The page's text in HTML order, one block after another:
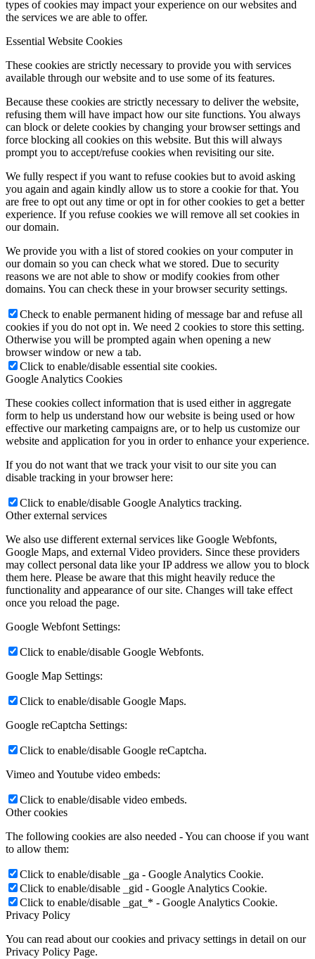
types of cookies may impact your experience on our websites and
the services we are able to offer.
Essential Website Cookies
These cookies are strictly necessary to provide you with services
available through our website and to use some of its features.
Because these cookies are strictly necessary to deliver the website,
refusing them will have impact how our site functions. You always
can block or delete cookies by changing your browser settings and
force blocking all cookies on this website. But this will always
prompt you to accept/refuse cookies when revisiting our site.
We fully respect if you want to refuse cookies but to avoid asking
you again and again kindly allow us to store a cookie for that. You
are free to opt out any time or opt in for other cookies to get a better
experience. If you refuse cookies we will remove all set cookies in
our domain.
We provide you with a list of stored cookies on your computer in
our domain so you can check what we stored. Due to security
reasons we are not able to show or modify cookies from other
domains. You can check these in your browser security settings.
Check to enable permanent hiding of message bar and refuse all
cookies if you do not opt in. We need 2 cookies to store this setting.
Otherwise you will be prompted again when opening a new
browser window or new a tab.
Click to enable/disable essential site cookies.
Google Analytics Cookies
These cookies collect information that is used either in aggregate
form to help us understand how our website is being used or how
effective our marketing campaigns are, or to help us customize our
website and application for you in order to enhance your experience.
If you do not want that we track your visit to our site you can
disable tracking in your browser here:
Click to enable/disable Google Analytics tracking.
Other external services
We also use different external services like Google Webfonts,
Google Maps, and external Video providers. Since these providers
may collect personal data like your IP address we allow you to block
them here. Please be aware that this might heavily reduce the
functionality and appearance of our site. Changes will take effect
once you reload the page.
Google Webfont Settings:
Click to enable/disable Google Webfonts.
Google Map Settings:
Click to enable/disable Google Maps.
Google reCaptcha Settings:
Click to enable/disable Google reCaptcha.
Vimeo and Youtube video embeds:
Click to enable/disable video embeds.
Other cookies
The following cookies are also needed - You can choose if you want
to allow them:
Click to enable/disable _ga - Google Analytics Cookie.
Click to enable/disable _gid - Google Analytics Cookie.
Click to enable/disable _gat_* - Google Analytics Cookie.
Privacy Policy
You can read about our cookies and privacy settings in detail on our
Privacy Policy Page.